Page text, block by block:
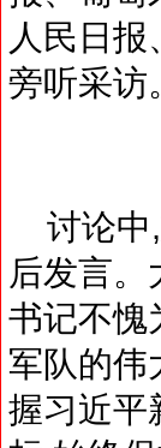
人民日
旁听采访
讨论中,
后发言
书记不愧
军队的伟
握习近平